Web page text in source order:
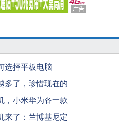
选择平板电脑
多了，珍惜现在的
，小米华为各一款
来了：兰博基尼定